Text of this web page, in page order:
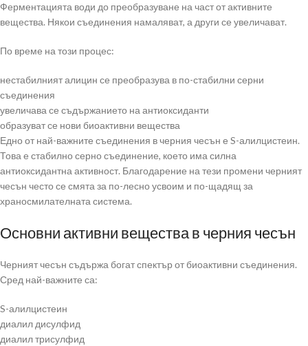
Ферментацията води до преобразуване на част от активните
вещества. Някои съединения намаляват, а други се увеличават.
По време на този процес:
нестабилният алицин се преобразува в по-стабилни серни
съединения
увеличава се съдържанието на антиоксиданти
образуват се нови биоактивни вещества
Едно от най-важните съединения в черния чесън е S-алилцистеин.
Това е стабилно серно съединение, което има силна
антиоксидантна активност. Благодарение на тези промени черният
чесън често се смята за по-лесно усвоим и по-щадящ за
храносмилателната система.
Основни активни вещества в черния чесън
Черният чесън съдържа богат спектър от биоактивни съединения.
Сред най-важните са:
S-алилцистеин
диалил дисулфид
диалил трисулфид